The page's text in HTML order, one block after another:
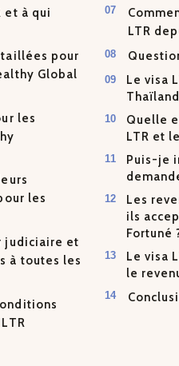
et à qui
pour
Global
les
les
judiciaire et
à toutes les
LTR
Le visa
Quelle
LTR et
Puis-je
Les
ils
Fortuné
Le visa
le